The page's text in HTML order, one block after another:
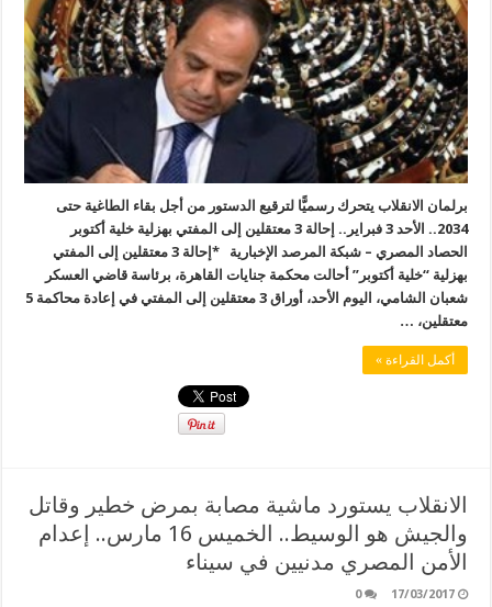
برلمان الانقلاب يتحرك رسميًّا لترقيع الدستور من أجل بقاء الطاغية حتى
2034.. الأحد 3 فبراير.. إحالة 3 معتقلين إلى المفتي بهزلية خلية أكتوبر
الحصاد المصري – شبكة المرصد الإخبارية *إحالة 3 معتقلين إلى المفتي
بهزلية “خلية أكتوبر” أحالت محكمة جنايات القاهرة، برئاسة قاضي العسكر
شعبان الشامي، اليوم الأحد، أوراق 3 معتقلين إلى المفتي في إعادة محاكمة 5
معتقلين، …
أكمل القراءة »
الانقلاب يستورد ماشية مصابة بمرض خطير وقاتل
والجيش هو الوسيط.. الخميس 16 مارس.. إعدام
الأمن المصري مدنيين في سيناء
17/03/2017
0